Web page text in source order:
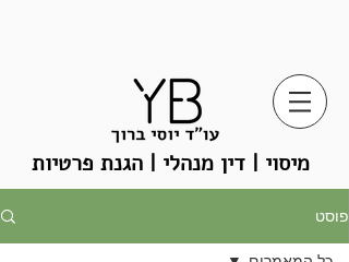
מיסוי | דין מנהלי | הגנת פרטיות
פוסט